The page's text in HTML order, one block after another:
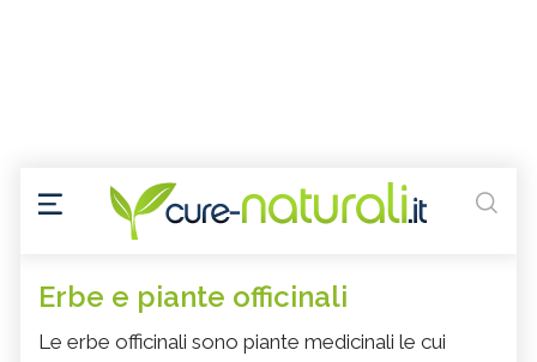
Erbe e piante officinali
Le erbe officinali sono piante medicinali le cui